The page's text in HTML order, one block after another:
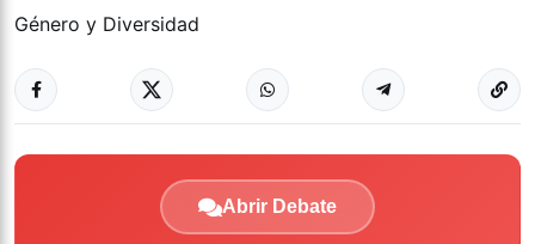
Género y Diversidad
Abrir Debate